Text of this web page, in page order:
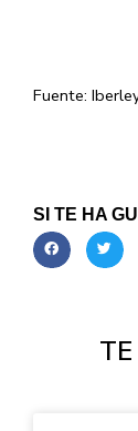
Fuente:
SI TE HA